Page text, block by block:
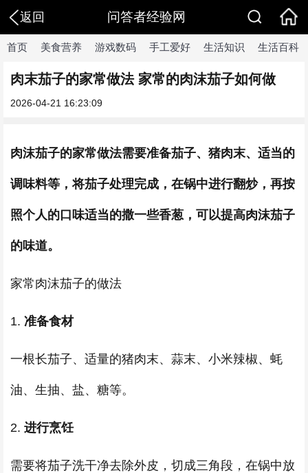
返回 问答者经验网
首页 美食营养 游戏数码 手工爱好 生活知识 生活百科
肉末茄子的家常做法 家常的肉沫茄子如何做
2026-04-21 16:23:09
肉沫茄子的家常做法需要准备茄子、猪肉末、适当的
调味料等，将茄子处理完成，在锅中进行翻炒，再按
照个人的口味适当的撒一些香葱，可以提高肉沫茄子
的味道。
家常肉沫茄子的做法
1. 准备食材
一根长茄子、适量的猪肉末、蒜末、小米辣椒、蚝
油、生抽、盐、糖等。
2. 进行烹饪
需要将茄子洗干净去除外皮，切成三角段，在锅中放